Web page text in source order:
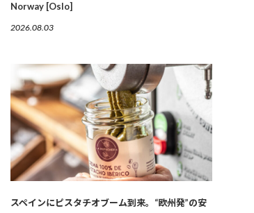
Norway [Oslo]
2026.08.03
スペインにピスタチオブーム到来。“欧州発”の安